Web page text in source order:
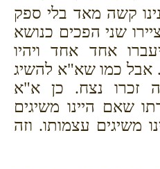
קשה מאד בלי ספק
שני הפכים כנושא
אחד אחד ויהיו
אבל כמו שא"א להשיג
זכרו נצח. כן א"א
שאם היינו משיגים
משיגים עצמותו. וזה